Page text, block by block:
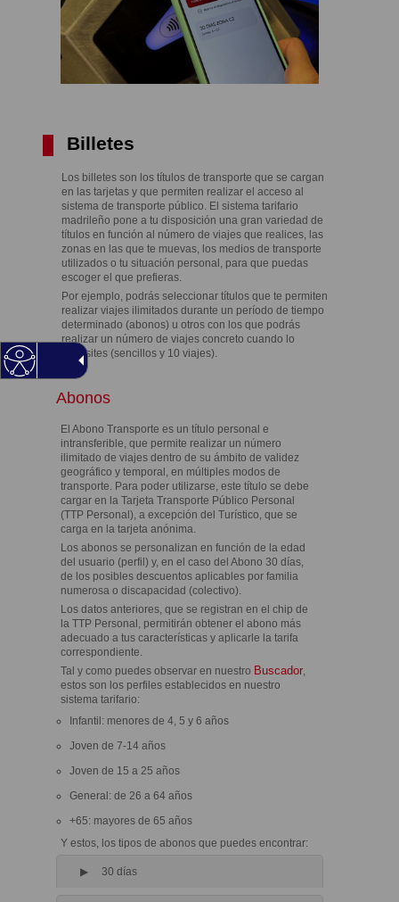
Billetes
Los billetes son los títulos de transporte que se cargan
en las tarjetas y que permiten realizar el acceso al
sistema de transporte público. El sistema tarifario
madrileño pone a tu disposición una gran variedad de
títulos en función al número de viajes que realices, las
zonas en las que te muevas, los medios de transporte
utilizados o tu situación personal, para que puedas
escoger el que prefieras.
Por ejemplo, podrás seleccionar títulos que te permiten
realizar viajes ilimitados durante un período de tiempo
determinado (abonos) u otros con los que podrás
realizar un número de viajes concreto cuando lo
necesites (sencillos y 10 viajes).
Abonos
El Abono Transporte es un título personal e
intransferible, que permite realizar un número
ilimitado de viajes dentro de su ámbito de validez
geográfico y temporal, en múltiples modos de
transporte. Para poder utilizarse, este título se debe
cargar en la Tarjeta Transporte Público Personal
(TTP Personal), a excepción del Turístico, que se
carga en la tarjeta anónima.
Los abonos se personalizan en función de la edad
del usuario (perfil) y, en el caso del Abono 30 días,
de los posibles descuentos aplicables por familia
numerosa o discapacidad (colectivo).
Los datos anteriores, que se registran en el chip de
la TTP Personal, permitirán obtener el abono más
adecuado a tus características y aplicarle la tarifa
correspondiente.
Tal y como puedes observar en nuestro Buscador
estos son los perfiles establecidos en nuestro
sistema tarifario:
Infantil: menores de 4, 5 y 6 años
Joven de 7-14 años
Joven de 15 a 25 años
General: de 26 a 64 años
+65: mayores de 65 años
Y estos, los tipos de abonos que puedes encontrar:
30 días